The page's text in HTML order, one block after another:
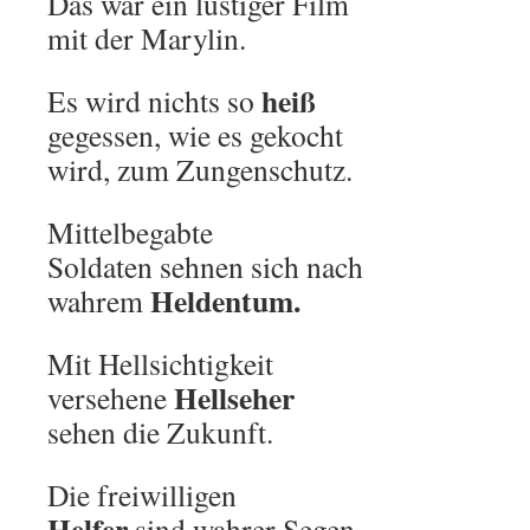
mit der Marylin.
Es wird nichts so heiß
gegessen, wie es gekocht
wird, zum Zungenschutz.
Mittelbegabte
Soldaten sehnen sich nach
wahremHeldentum.
Mit Hellsichtigkeit
verseheneHellseher
sehen die Zukunft.
Die freiwilligen